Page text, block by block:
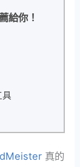
給你！
具
真的